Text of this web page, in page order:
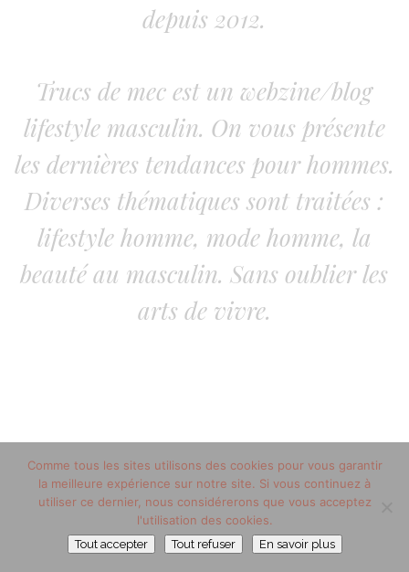
depuis 2012.
Trucs de mec est un webzine/blog
lifestyle masculin. On vous présente
les dernières tendances pour hommes.
Diverses thématiques sont traitées :
lifestyle homme, mode homme, la
beauté au masculin. Sans oublier les
arts de vivre.
© 2012-2020 copyright trucsdemec.fr - blog lifestyle
masculin/Tous droits réservés
Comme tous les sites utilisons des cookies pour vous garantir
la meilleure expérience sur notre site. Si vous continuez à
utiliser ce dernier, nous considérerons que vous acceptez
l'utilisation des cookies.
Tout accepter Tout refuser En savoir plus